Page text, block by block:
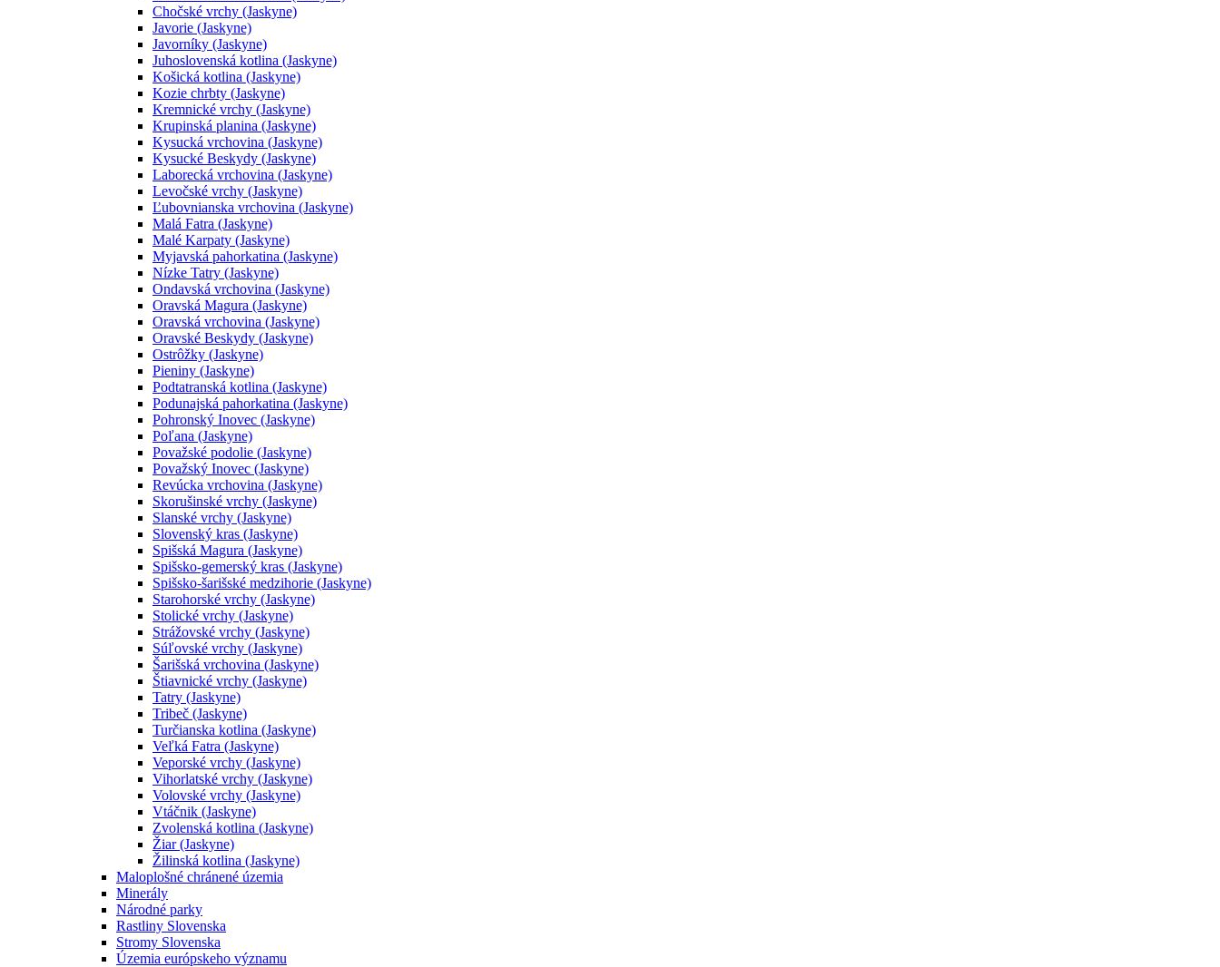
Chočské vrchy (Jaskyne)
Javorie (Jaskyne)
Javorníky (Jaskyne)
Juhoslovenská kotlina (Jaskyne)
Košická kotlina (Jaskyne)
Kozie chrbty (Jaskyne)
Kremnické vrchy (Jaskyne)
Krupinská planina (Jaskyne)
Kysucká vrchovina (Jaskyne)
Kysucké Beskydy (Jaskyne)
Laborecká vrchovina (Jaskyne)
Levočské vrchy (Jaskyne)
Ľubovnianska vrchovina (Jaskyne)
Malá Fatra (Jaskyne)
Malé Karpaty (Jaskyne)
Myjavská pahorkatina (Jaskyne)
Nízke Tatry (Jaskyne)
Ondavská vrchovina (Jaskyne)
Oravská Magura (Jaskyne)
Oravská vrchovina (Jaskyne)
Oravské Beskydy (Jaskyne)
Ostrôžky (Jaskyne)
Pieniny (Jaskyne)
Podtatranská kotlina (Jaskyne)
Podunajská pahorkatina (Jaskyne)
Pohronský Inovec (Jaskyne)
Poľana (Jaskyne)
Považské podolie (Jaskyne)
Považský Inovec (Jaskyne)
Revúcka vrchovina (Jaskyne)
Skorušinské vrchy (Jaskyne)
Slanské vrchy (Jaskyne)
Slovenský kras (Jaskyne)
Spišská Magura (Jaskyne)
Spišsko-gemerský kras (Jaskyne)
Spišsko-šarišské medzihorie (Jaskyne)
Starohorské vrchy (Jaskyne)
Stolické vrchy (Jaskyne)
Strážovské vrchy (Jaskyne)
Súľovské vrchy (Jaskyne)
Šarišská vrchovina (Jaskyne)
Štiavnické vrchy (Jaskyne)
Tatry (Jaskyne)
Tribeč (Jaskyne)
Turčianska kotlina (Jaskyne)
Veľká Fatra (Jaskyne)
Veporské vrchy (Jaskyne)
Vihorlatské vrchy (Jaskyne)
Volovské vrchy (Jaskyne)
Vtáčnik (Jaskyne)
Zvolenská kotlina (Jaskyne)
Žiar (Jaskyne)
Žilinská kotlina (Jaskyne)
Maloplošné chránené územia
Minerály
Národné parky
Rastliny Slovenska
Stromy Slovenska
Územia európskeho významu